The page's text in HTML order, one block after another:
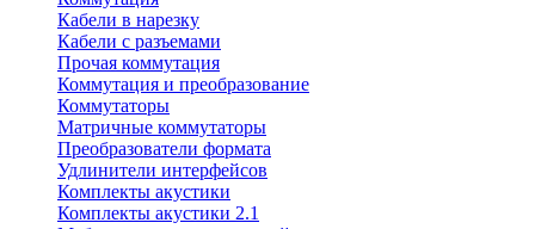
Кабели в нарезку
Кабели с разъемами
Прочая коммутация
Коммутация и преобразование
Коммутаторы
Матричные коммутаторы
Преобразователи формата
Удлинители интерфейсов
Комплекты акустики
Комплекты акустики 2.1